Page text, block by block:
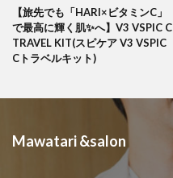
【旅先でも「HARI×ビタミンC」
で最高に輝く肌✨へ】V3 VSPIC C
TRAVEL KIT(スピケア V3 VSPIC
Cトラベルキット)
Mawatari &salon